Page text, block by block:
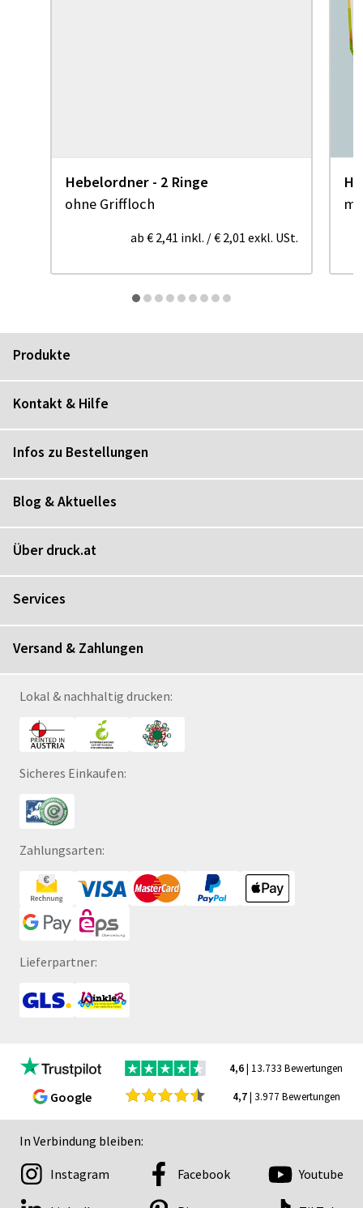
Hebelordner - 2 Ringe
ohne Griffloch
ab € 2,41 inkl. /€ 2,01 exkl. USt.
Produkte
Kontakt & Hilfe
Infos zu Bestellungen
Blog & Aktuelles
Über druck.at
Services
Versand & Zahlungen
Lokal & nachhaltig drucken:
Sicheres Einkaufen:
Zahlungsarten:
Lieferpartner:
4,6| 13.733 Bewertungen
Google 4,7| 3.977 Bewertungen
In Verbindung bleiben:
Instagram Facebook Youtube